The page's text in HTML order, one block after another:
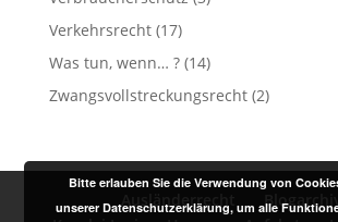
Verkehrsrecht(17)
Was tun, wenn… ?(14)
Zwangsvollstreckungsrecht(2)
Ausländerrecht
Blogarchiv
Bitte erlauben Sie die Verwendung von
unserer Datenschutzerklärung, um alle